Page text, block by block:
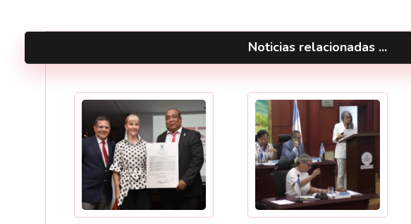
Noticias relacionadas ...